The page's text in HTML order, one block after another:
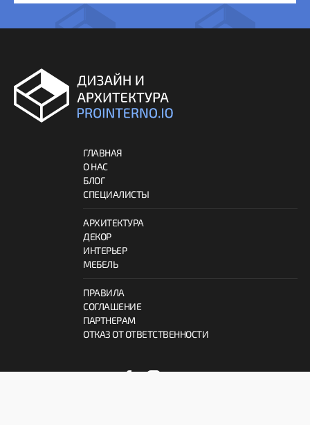
ГЛАВНАЯ
О НАС
БЛОГ
СПЕЦИАЛИСТЫ
АРХИТЕКТУРА
ДЕКОР
ИНТЕРЬЕР
МЕБЕЛЬ
ПРАВИЛА
СОГЛАШЕНИЕ
ПАРТНЕРАМ
ОТКАЗ ОТ ОТВЕТСТВЕННОСТИ